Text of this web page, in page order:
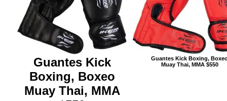
Guantes Kick
Boxing, Boxeo
Muay Thai, MMA
Guantes Kick Boxing,
Muay Thai, MMA $550